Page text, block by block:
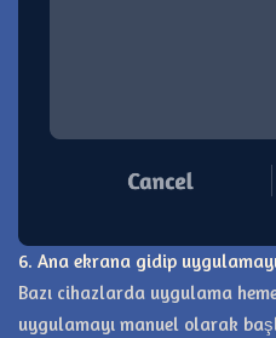
6. Ana ekrana gidip
Bazı cihazlarda uygulama
uygulamayı manuel olarak